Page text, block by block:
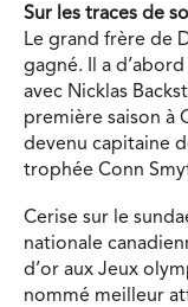
Sur les traces de
Le grand frère de
gagné. Il a
avec Nicklas
première saison à
devenu capitaine
trophée Conn
Cerise sur le
nationale
d’or aux Jeux
nommé meilleur